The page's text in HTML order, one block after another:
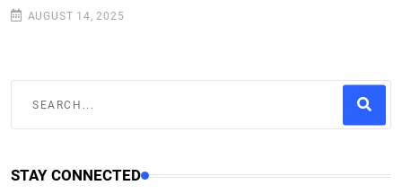
AUGUST 14, 2025
STAY CONNECTED